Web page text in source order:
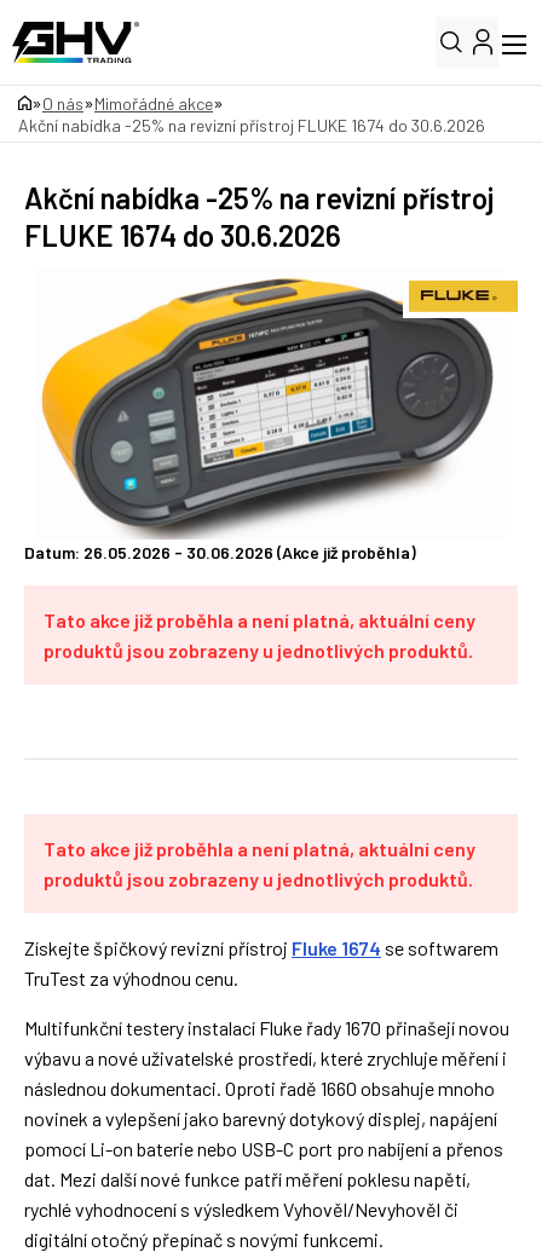
»O nás»Mimořádné akce»
Akční nabídka -25% na revizní přístroj FLUKE 1674 do 30.6.2026
Akční nabídka -25% na revizní přístroj
FLUKE 1674 do 30.6.2026
Datum: 26.05.2026 - 30.06.2026 (Akce již proběhla)
Tato akce již proběhla a není platná, aktuální ceny
produktů jsou zobrazeny u jednotlivých produktů.
Tato akce již proběhla a není platná, aktuální ceny
produktů jsou zobrazeny u jednotlivých produktů.
Získejte špičkový revizní přístroj Fluke 1674 se softwarem
TruTest za výhodnou cenu.
Multifunkční testery instalací Fluke řady 1670 přinašejí novou
výbavu a nové uživatelské prostředí, které zrychluje měření i
následnou dokumentaci. Oproti řadě 1660 obsahuje mnoho
novinek a vylepšení jako barevný dotykový displej, napájení
pomocí Li-on baterie nebo USB-C port pro nabíjení a přenos
dat. Mezi další nové funkce patří měření poklesu napětí,
rychlé vyhodnocení s výsledkem Vyhověl/Nevyhověl či
digitální otočný přepínač s novými funkcemi.